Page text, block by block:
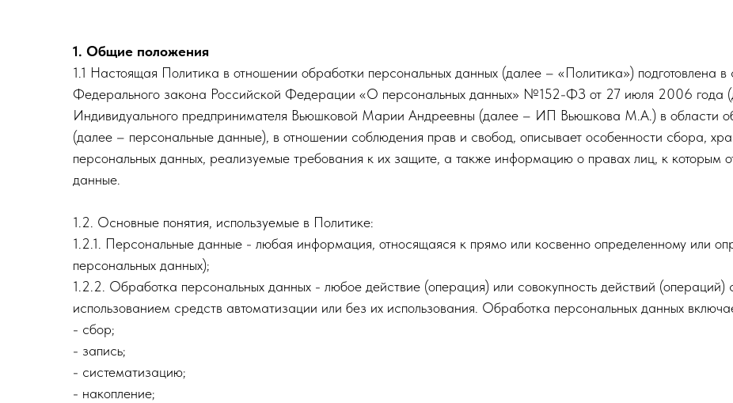
1. Общие положения
1.1 Настоящая Политика в отношении обработки персональных данных (далее – «Политика») подготовлена в
Федерального закона Российской Федерации «О персональных данных» №152-ФЗ от 27 июля 2006 года
Индивидуального предпринимателя Вьюшковой Марии Андреевны (далее – ИП Вьюшкова М.А.) в области
(далее – персональные данные), в отношении соблюдения прав и свобод, описывает особенности сбора,
персональных данных, реализуемые требования к их защите, а также информацию о правах лиц, к которым
данные.
1.2. Основные понятия, используемые в Политике:
1.2.1. Персональные данные - любая информация, относящаяся к прямо или косвенно определенному или
персональных данных);
1.2.2. Обработка персональных данных - любое действие (операция) или совокупность действий
использованием средств автоматизации или без их использования. Обработка персональных данных
- сбор;
- запись;
- систематизацию;
- накопление;